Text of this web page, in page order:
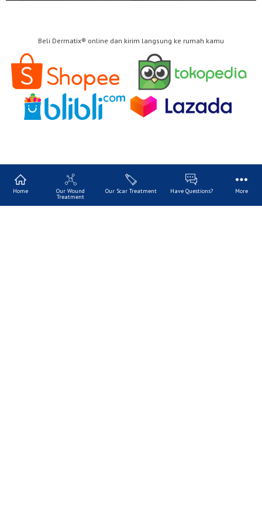
Beli Dermatix® online dan kirim langsung ke rumah kamu
Home Our Wound
Treatment
Our Scar Treatment Have Questions? More